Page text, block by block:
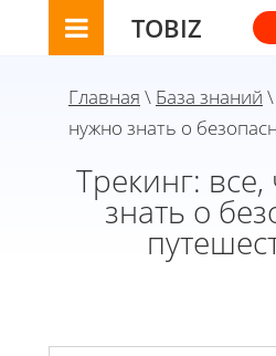
TOBIZ
Главная \ База знаний
нужно знать о
Трекинг:
знать о